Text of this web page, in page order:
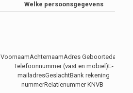
Welke persoonsgegevens
VoornaamAchternaamAdres Geboortedatum
Telefoonnummer (vast en mobiel)E-
mailadresGeslachtBank rekening
nummerRelatienummer KNVB